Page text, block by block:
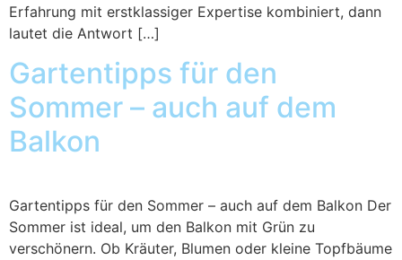
Erfahrung mit erstklassiger Expertise kombiniert, dann
lautet die Antwort […]
Gartentipps für den
Sommer – auch auf dem
Balkon
Gartentipps für den Sommer – auch auf dem Balkon Der
Sommer ist ideal, um den Balkon mit Grün zu
verschönern. Ob Kräuter, Blumen oder kleine Topfbäume